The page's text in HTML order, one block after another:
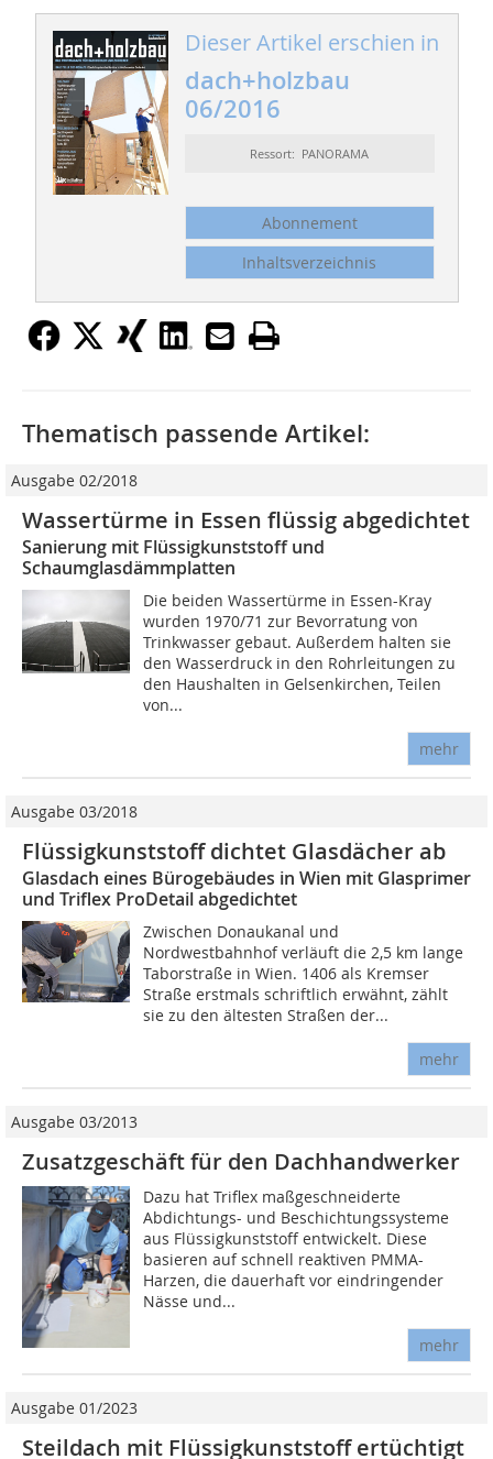
Dieser Artikel erschien in
dach+holzbau
06/2016
Ressort: PANORAMA
Abonnement
Inhaltsverzeichnis
Thematisch passende Artikel:
Ausgabe 02/2018
Wassertürme in Essen flüssig abgedichtet
Sanierung mit Flüssigkunststoff und
Schaumglasdämmplatten
Die beiden Wassertürme in Essen-Kray
wurden 1970/71 zur Bevorratung von
Trinkwasser gebaut. Außerdem halten sie
den Wasserdruck in den Rohrleitungen zu
den Haushalten in Gelsenkirchen, Teilen
von...
mehr
Ausgabe 03/2018
Flüssigkunststoff dichtet Glasdächer ab
Glasdach eines Bürogebäudes in Wien mit Glasprimer
und Triflex ProDetail abgedichtet
Zwischen Donaukanal und
Nordwestbahnhof verläuft die 2,5 km lange
Taborstraße in Wien. 1406 als Kremser
Straße erstmals schriftlich erwähnt, zählt
sie zu den ältesten Straßen der...
mehr
Ausgabe 03/2013
Zusatzgeschäft für den Dachhandwerker
Dazu hat Triflex maßgeschneiderte
Abdichtungs- und Beschichtungssysteme
aus Flüssigkunststoff entwickelt. Diese
basieren auf schnell reaktiven PMMA-
Harzen, die dauerhaft vor eindringender
Nässe und...
mehr
Ausgabe 01/2023
Steildach mit Flüssigkunststoff ertüchtigt